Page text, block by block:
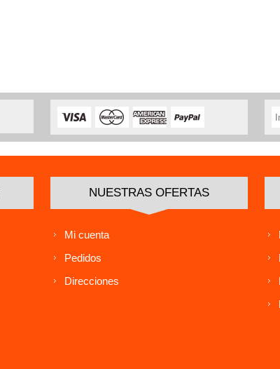
NUESTRAS OFERTAS
Mi cuenta
Pedidos
Direcciones